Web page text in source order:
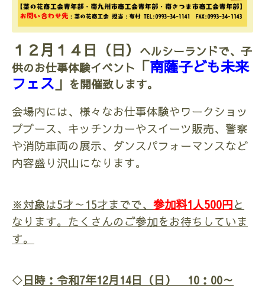
１２月１４日（日） ヘルシーランドで、子
供のお仕事体験イベント 「南薩子ども未来
フェス 」 を開催致します。
会場内には、様々なお仕事体験やワークショッ
プブース、キッチンカーやスイーツ販売、警察
や消防車両の展示、ダンスパフォーマンスなど
内容盛り沢山になります。
※対象は5才～15才までで、 参加料1人500円と
なります。たくさんのご参加をお待ちしていま
す。
◇日時：令和7年12月14日（日） 10：00～